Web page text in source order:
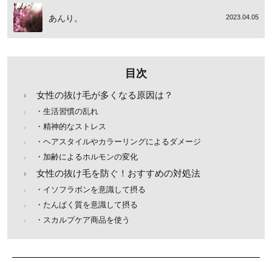
あんり。 2023.04.05
目次
女性の抜け毛が多くなる原因は？
・生活習慣の乱れ
・精神的なストレス
・ヘアスタイルやカラーリングによるダメージ
・加齢によるホルモンの変化
女性の抜け毛を防ぐ！おすすめの対処法
・イソフラボンを意識して摂る
・たんぱく質を意識して摂る
・スカルプケア商品を使う